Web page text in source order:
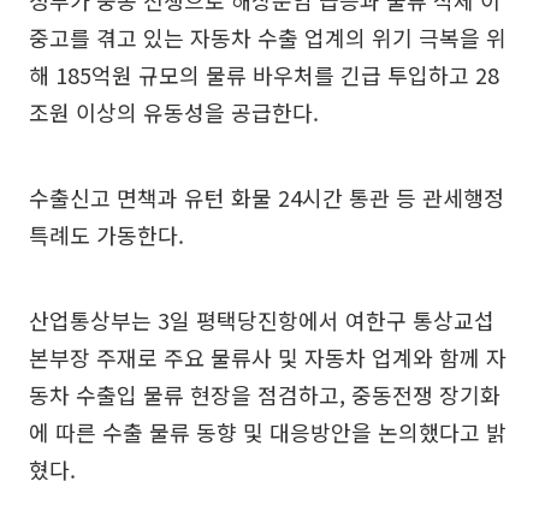
중고를 겪고 있는 자동차 수출 업계의 위기 극복을 위
해 185억원 규모의 물류 바우처를 긴급 투입하고 28
조원 이상의 유동성을 공급한다.
수출신고 면책과 유턴 화물 24시간 통관 등 관세행정
특례도 가동한다.
산업통상부는 3일 평택당진항에서 여한구 통상교섭
본부장 주재로 주요 물류사 및 자동차 업계와 함께 자
동차 수출입 물류 현장을 점검하고, 중동전쟁 장기화
에 따른 수출 물류 동향 및 대응방안을 논의했다고 밝
혔다.